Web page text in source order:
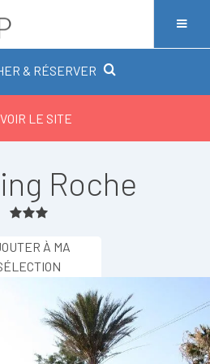
& RÉSERVER
LE SITE
Roche
À MA